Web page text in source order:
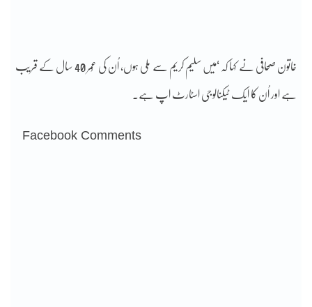
خاتون صحافی نے کہا کہ ‘میں سلیم کریم سے ملی ہوں، اُن کی عُمر 40 سال کے قریب
ہے اور اُن کا ایک ٹیکنالوجی اسٹارٹ اپ ہے۔
Facebook Comments